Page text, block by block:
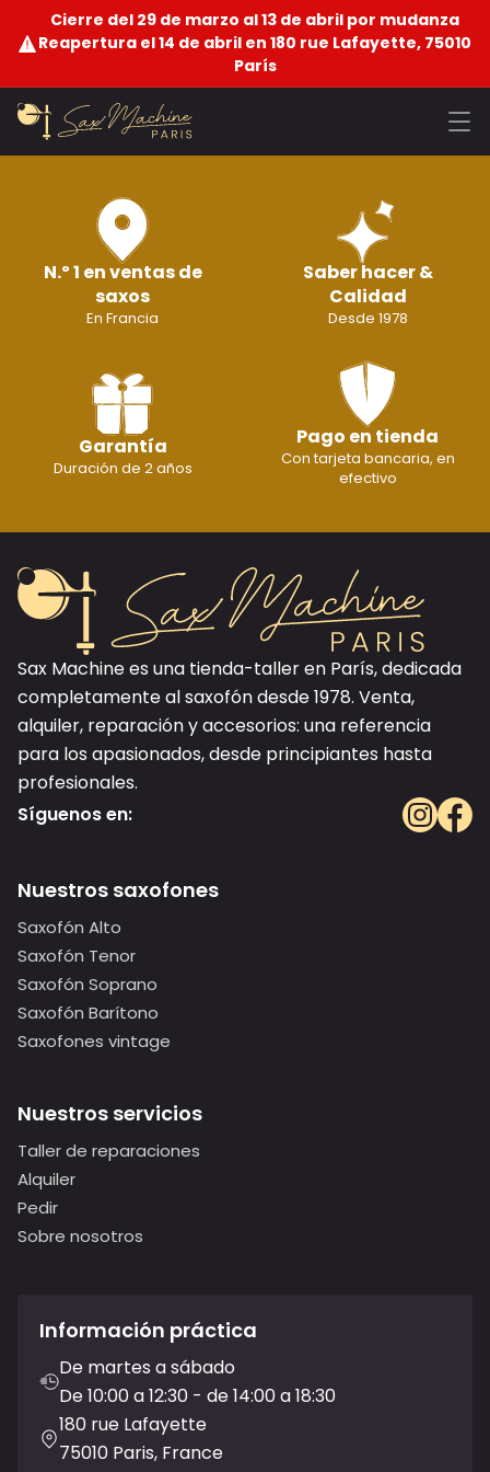
Cierre del 29 de marzo al 13 de abril por mudanza
Reapertura el 14 de abril en 180 rue Lafayette, 75010
París
N.º 1 en ventas de
saxos
En Francia
Saber hacer &
Calidad
Desde 1978
Garantía
Duración de 2 años
Pago en tienda
Con tarjeta bancaria, en
efectivo
Sax Machine es una tienda-taller en París, dedicada
completamente al saxofón desde 1978. Venta,
alquiler, reparación y accesorios: una referencia
para los apasionados, desde principiantes hasta
profesionales.
Síguenos en:
Nuestros saxofones
Saxofón Alto
Saxofón Tenor
Saxofón Soprano
Saxofón Barítono
Saxofones vintage
Nuestros servicios
Taller de reparaciones
Alquiler
Pedir
Sobre nosotros
Información práctica
De martes a sábado
De 10:00 a 12:30 - de 14:00 a 18:30
180 rue Lafayette
75010 Paris, France